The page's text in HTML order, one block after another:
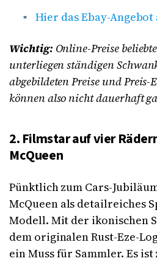
Hier das Ebay-Angebot
Wichtig: Online-Preise
unterliegen ständigen
abgebildeten Preise und
können also nicht dauerhaft
2. Filmstar auf vier
McQueen
Pünktlich zum Cars-
McQueen als detailreiches
Modell. Mit der ikonischen
dem originalen Rust-Eze-
ein Muss für Sammler. Es